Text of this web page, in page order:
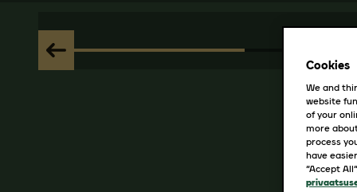
Cookies
We and
website
of your
more
process
have
“Accept